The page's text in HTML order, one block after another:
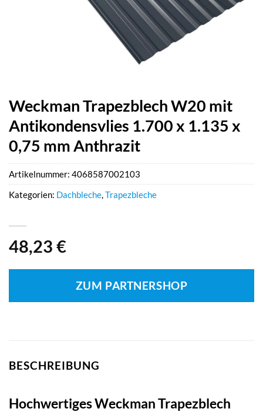
Weckman Trapezblech W20 mit
Antikondensvlies 1.700 x 1.135 x
0,75 mm Anthrazit
48,23 €
ZUM PARTNERSHOP
Artikelnummer: 4068587002103
Kategorien: Dachbleche,Trapezbleche
BESCHREIBUNG
Hochwertiges Weckman Trapezblech